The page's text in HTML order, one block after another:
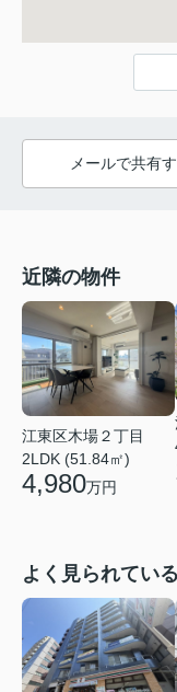
メールで共有
近隣の物件
江東区木場２丁目
2LDK (51.84㎡)
4,980万円
よく見られてい